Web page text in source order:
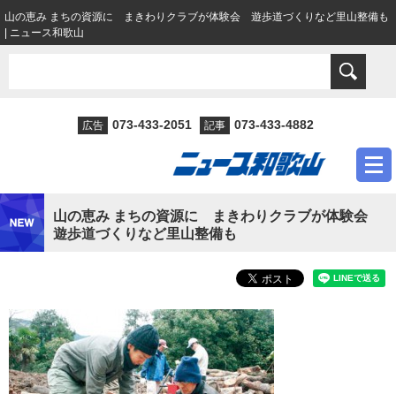
山の恵み まちの資源に まきわりクラブが体験会 遊歩道づくりなど里山整備も
| ニュース和歌山
広告 073-433-2051 記事 073-433-4882
山の恵み まちの資源に まきわりクラブが体験会
遊歩道づくりなど里山整備も